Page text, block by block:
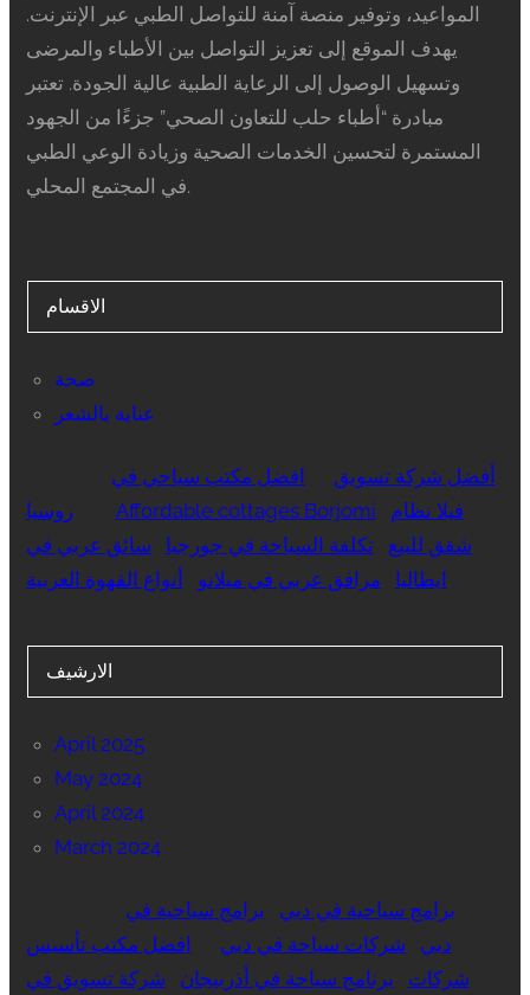
المواعيد، وتوفير منصة آمنة للتواصل الطبي عبر الإنترنت.
يهدف الموقع إلى تعزيز التواصل بين الأطباء والمرضى
وتسهيل الوصول إلى الرعاية الطبية عالية الجودة. تعتبر
مبادرة “أطباء حلب للتعاون الصحي” جزءًا من الجهود
المستمرة لتحسين الخدمات الصحية وزيادة الوعي الطبي
في المجتمع المحلي.
الاقسام
صحة
عناية بالشعر
أفضل شركة تسويق
افضل مكتب سياحي في
روسيا
Affordable cottages Borjomi
فيلا نظام
شقق للبيع
تكلفة السياحة في جورجيا
سائق عربي في
ايطاليا
مرافق عربي في ميلانو أنواع القهوة العربية
الارشيف
April 2025
May 2024
April 2024
March 2024
برامج سياحية في دبي
برامج سياحية في
دبي
شركات سياحة في دبي
افضل مكتب تأسيس
شركات
برنامج سياحة في أذربيجان
شركة تسويق في